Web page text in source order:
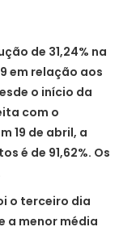
de 31,24% na
em relação aos
o início da
com o
19 de abril, a
é de 91,62%. Os
o terceiro dia
a menor média